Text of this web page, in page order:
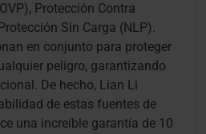
Protección Contra
Sin Carga (NLP).
en conjunto para proteger
peligro, garantizando
De hecho, Lian Li
de estas fuentes de
una increíble garantía de 10